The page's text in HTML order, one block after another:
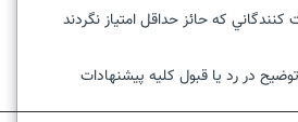
که حائز حداقل امتياز نگردند
در رد يا قبول کليه پيشنهادات